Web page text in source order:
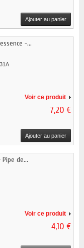
Ajouter au panier
-...
Voir ce produit
7,20 €
Ajouter au panier
de...
Voir ce produit
4,10 €